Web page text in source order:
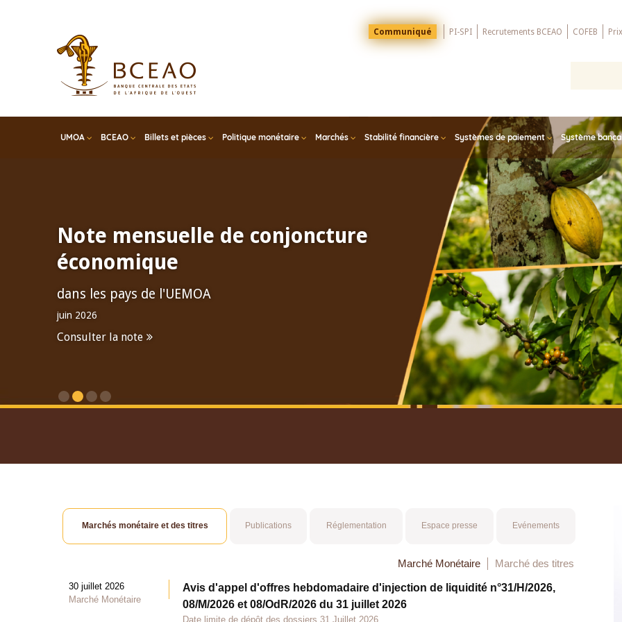
Menu
Top
Communiqué PI-SPI Recrutements BCEAO COFEB
UMOA BCEAO Billets et pièces Politique monétaire Marchés Stabilité financière Systèmes de paiement Système
Présentation du Rapport Annuel 2025
de la BCEAO : la résilience des
économies de l'Union face aux défis de
l'économie mondiale
Marchés monétaire et des titres Publications Réglementation Espace presse Evénements
Marché Monétaire Marché des titres
30 juillet 2026
Marché Monétaire
Avis d'appel d'offres hebdomadaire d'injection de liquidité n°31/H/2026,
08/M/2026 et 08/OdR/2026 du 31 juillet 2026
Date limite de dépôt des dossiers 31 Juillet 2026